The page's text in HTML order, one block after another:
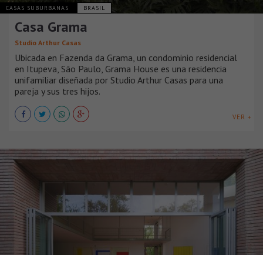
CASAS SUBURBANAS BRASIL
Casa Grama
Studio Arthur Casas
Ubicada en Fazenda da Grama, un condominio residencial
en Itupeva, São Paulo, Grama House es una residencia
unifamiliar diseñada por Studio Arthur Casas para una
pareja y sus tres hijos.
VER +